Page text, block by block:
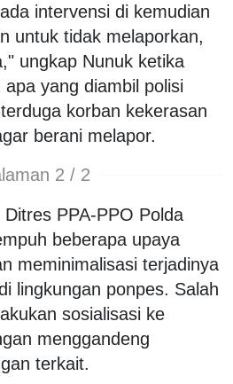
intervensi di kemudian
untuk tidak melaporkan,
ungkap Nunuk ketika
yang diambil polisi
korban kekerasan
berani melapor.
2 / 2
PPA-PPO Polda
beberapa upaya
meminimalisasi terjadinya
lingkungan ponpes. Salah
sosialisasi ke
menggandeng
terkait.